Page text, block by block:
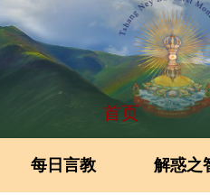
首页
每日言教 解惑之